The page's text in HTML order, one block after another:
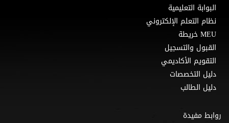
البوابة التعليمية
نظام التعلم الإلكتروني
MEU خريطة
القبول والتسجيل
التقويم الأكاديمي
دليل التخصصات
دليل الطالب
روابط مفيدة